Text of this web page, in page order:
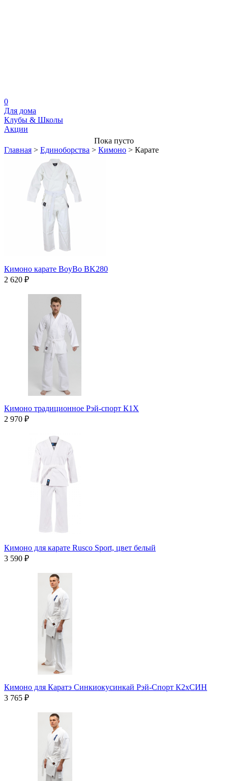
0
Для дома
Клубы & Школы
Акции
Пока пусто
Главная > Единоборства > Кимоно > Карате
Кимоно карате BoyBo BK280
2 620 ₽
Кимоно традиционное Рэй-спорт К1Х
2 970 ₽
Кимоно для карате Rusco Sport, цвет белый
3 590 ₽
Кимоно для Каратэ Синкиокусинкай Рэй-Спорт К2хСИН
3 765 ₽